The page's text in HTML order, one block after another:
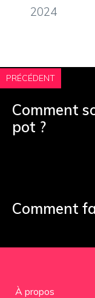
2024
PRÉCÉDENT
Comment
pot ?
Comment
À propos